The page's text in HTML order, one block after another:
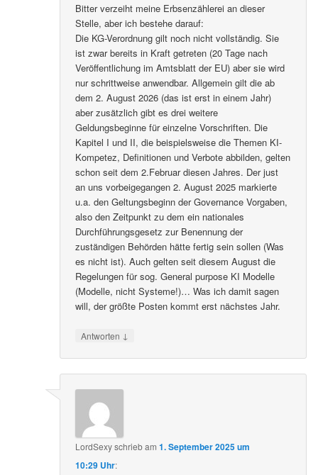
Bitter verzeiht meine Erbsenzählerei an dieser
Stelle, aber ich bestehe darauf:
Die KG-Verordnung gilt noch nicht vollständig. Sie
ist zwar bereits in Kraft getreten (20 Tage nach
Veröffentlichung im Amtsblatt der EU) aber sie wird
nur schrittweise anwendbar. Allgemein gilt die ab
dem 2. August 2026 (das ist erst in einem Jahr)
aber zusätzlich gibt es drei weitere
Geldungsbeginne für einzelne Vorschriften. Die
Kapitel I und II, die beispielsweise die Themen KI-
Kompetez, Definitionen und Verbote abbilden, gelten
schon seit dem 2.Februar diesen Jahres. Der just
an uns vorbeigegangen 2. August 2025 markierte
u.a. den Geltungsbeginn der Governance Vorgaben,
also den Zeitpunkt zu dem ein nationales
Durchführungsgesetz zur Benennung der
zuständigen Behörden hätte fertig sein sollen (Was
es nicht ist). Auch gelten seit diesem August die
Regelungen für sog. General purpose KI Modelle
(Modelle, nicht Systeme!)… Was ich damit sagen
will, der größte Posten kommt erst nächstes Jahr.
Antworten ↓
LordSexyschriebam1. September 2025 um
10:29 Uhr: